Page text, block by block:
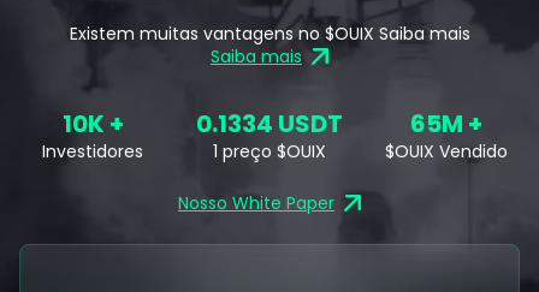
Existem muitas vantagens no $OUIX Saiba mais
Saiba maisLearn More about safety of
10K +
Investidores
0.1334 USDT
1 preço $OUIX
65M +
$OUIX Vendido
Nosso White Paper